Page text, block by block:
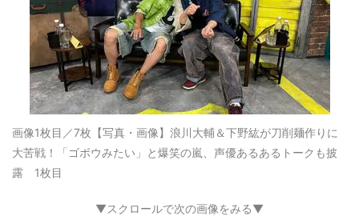
画像1枚目／7枚 【写真・画像】浪川大輔＆下野紘が刀削麺作りに
大苦戦！「ゴボウみたい」と爆笑の嵐、声優あるあるトークも披
露 1枚目
▼スクロールで次の画像をみる▼